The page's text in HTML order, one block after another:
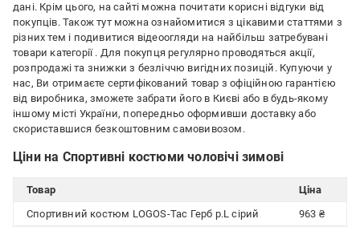
дані. Крім цього, на сайті можна почитати корисні відгуки від
покупців. Також тут можна ознайомитися з цікавими статтями з
різних тем і подивитися відеоогляди на найбільш затребувані
товари категорії . Для покупця регулярно проводяться акції,
розпродажі та знижки з безліччю вигідних позицій. Купуючи у
нас, Ви отримаєте сертифікований товар з офіційною гарантією
від виробника, зможете забрати його в Києві або в будь-якому
іншому місті України, попередньо оформивши доставку або
скориставшися безкоштовним самовивозом.
Ціни на Спортивні костюми чоловічі зимові
Товар
Ціна
Спортивний костюм LOGOS-Tac Герб р.L сірий
963 ₴